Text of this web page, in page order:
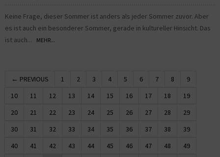
Keine Frage, dieser Sommer ist anders als jeder Sommer zuvor. Aber
es ist auch ein besonderer Sommer, gerade in kultureller Hinsicht. Das
ist auch...
MEHR...
← PREVIOUS 1 2 3 4 5 6 7 8
9
10
11 12 13 14 15 16 17 18
19
20
21 22 23 24 25 26 27 28
29
30
31 32 33 34 35 36 37 38
39
40
41 42 43 44 45 46 47 48
49